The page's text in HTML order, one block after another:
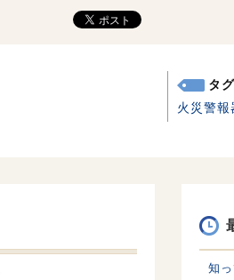
タグ
火災警報
知